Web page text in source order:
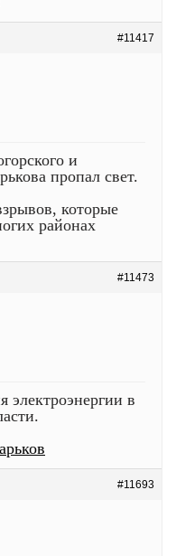
#11417
и
пропал свет.
которые
районах
#11473
электроэнергии в
#11693